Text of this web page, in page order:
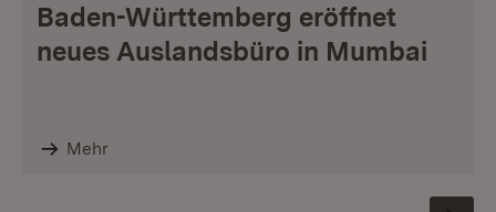
Baden-Württemberg eröffnet
neues Auslandsbüro in Mumbai
Mehr